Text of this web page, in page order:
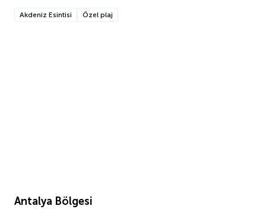
Akdeniz Esintisi Özel plaj
Antalya Bölgesi